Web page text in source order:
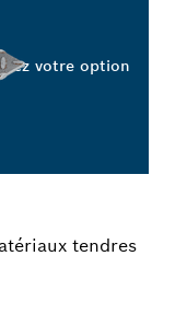
tendres
votre option